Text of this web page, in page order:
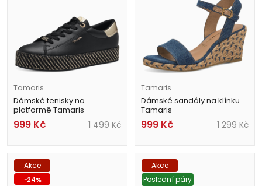
Tamaris
Dámské tenisky na
platformě Tamaris
1-23713-42 048 černé
999 Kč 1 499Kč
Tamaris
Dámské sandály na klínku
Tamaris
1-28300-42 8A2 modré
999 Kč 1 299Kč
Akce
-24%
Akce
Poslední páry